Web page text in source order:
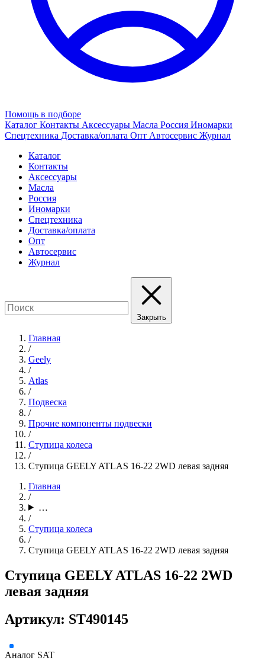
Помощь в подборе
Каталог Контакты Аксессуары Масла Россия Иномарки
Спецтехника Доставка/оплата Опт Автосервис Журнал
Каталог
Контакты
Аксессуары
Масла
Россия
Иномарки
Спецтехника
Доставка/оплата
Опт
Автосервис
Журнал
Закрыть
Главная
/
Geely
/
Atlas
/
Подвеска
/
Прочие компоненты подвески
/
Ступица колеса
/
Ступица GEELY ATLAS 16-22 2WD левая задняя
Главная
/
…
/
Ступица колеса
/
Ступица GEELY ATLAS 16-22 2WD левая задняя
Ступица GEELY ATLAS 16-22 2WD
левая задняя
Артикул: ST490145
Аналог SAT